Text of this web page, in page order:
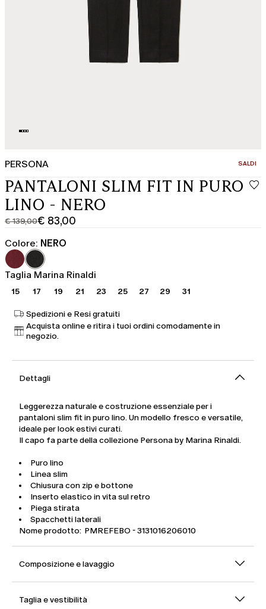
PERSONA SALDI
PANTALONI SLIM FIT IN PURO
LINO - NERO
€ 139,00
Prezzo
originale
€
139,00
€ 83,00
Prezzo
corrente
€
83,00
Colore: NERO
Taglia Marina Rinaldi
15 17 19 21 23 25 27 29 31
Spedizioni e Resi gratuiti
Acquista online e ritira i tuoi ordini comodamente in
negozio.
Dettagli
Leggerezza naturale e costruzione essenziale per i
pantaloni slim fit in puro lino. Un modello fresco e versatile,
ideale per look estivi curati.
Il capo fa parte della collezione Persona by Marina Rinaldi.
Puro lino
Linea slim
Chiusura con zip e bottone
Inserto elastico in vita sul retro
Piega stirata
Spacchetti laterali
Nome prodotto: PMREFEBO - 3131016206010
Composizione e lavaggio
Taglia e vestibilità